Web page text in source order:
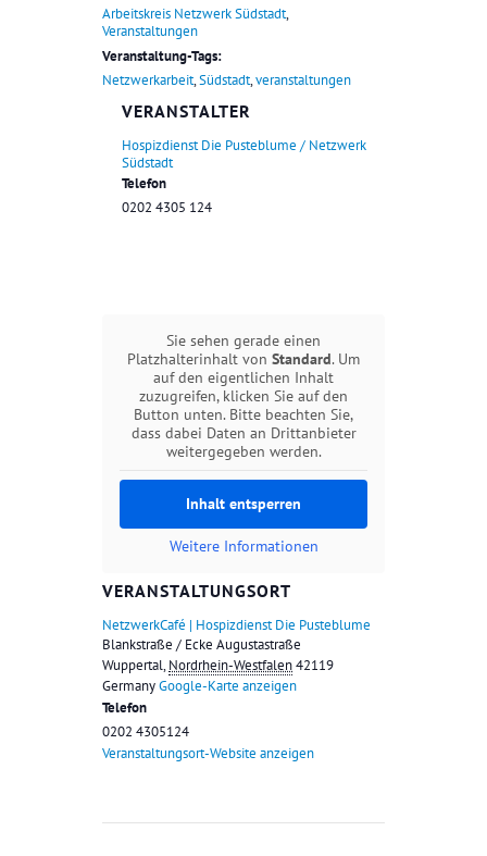
Arbeitskreis Netzwerk Südstadt,
Veranstaltungen
Veranstaltung-Tags:
Netzwerkarbeit,Südstadt,veranstaltungen
VERANSTALTER
Hospizdienst Die Pusteblume / Netzwerk
Südstadt
Telefon
0202 4305 124
VERANSTALTUNGSORT
NetzwerkCafé | Hospizdienst Die Pusteblume
Blankstraße / Ecke Augustastraße
Wuppertal, Nordrhein-Westfalen42119
GermanyGoogle-Karte anzeigen
Telefon
0202 4305124
Veranstaltungsort-Website anzeigen
Sie sehen gerade einen
Platzhalterinhalt von Standard. Um
auf den eigentlichen Inhalt
zuzugreifen, klicken Sie auf den
Button unten. Bitte beachten Sie,
dass dabei Daten an Drittanbieter
weitergegeben werden.
Inhalt entsperren
Weitere Informationen